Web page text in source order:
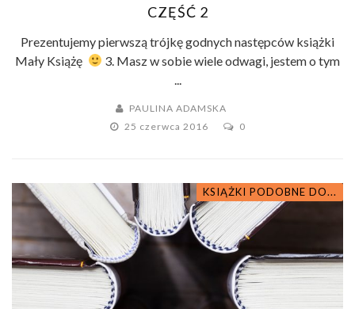
CZĘŚĆ 2
Prezentujemy pierwszą trójkę godnych następców książki
Mały Książę
3. Masz w sobie wiele odwagi, jestem o tym
PAULINA ADAMSKA
25 czerwca 2016
0
KSIĄŻKI PODOBNE DO...